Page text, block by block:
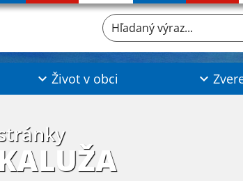
Hľadaný výraz...
Život v obci